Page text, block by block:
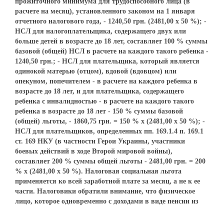
расчете на месяц), установленного законом на 1 января
отчетного налогового года, - 1240,50 грн. (2481,00 х 50 %); -
НСЛ для налогоплательщика, содержащего двух или
больше детей в возрасте до 18 лет, составляет 100 % суммы
базовой (общей) НСЛ в расчете на каждого такого ребенка -
1240,50 грн.; - НСЛ для плательщика, который является
одинокой матерью (отцом), вдовой (вдовцом) или
опекуном, попечителем - в расчете на каждого ребенка в
возрасте до 18 лет, и для плательщика, содержащего
ребенка с инвалидностью - в расчете на каждого такого
ребенка в возрасте до 18 лет - 150 % суммы базовой
(общей) льготы, - 1860,75 грн. = 150 % х (2481,00 х 50 %); -
НСЛ для плательщиков, определенных пп. 169.1.4 п. 169.1
ст. 169 НКУ (в частности Герои Украины, участники
боевых действий в ходе Второй мировой войны),
составляет 200 % суммы общей льготы - 2481,00 грн. = 200
% х (2481,00 х 50 %). Налоговая социальная льгота
применяется ко всей заработной плате за месяц, а не к ее
части. Налоговики обратили внимание, что физическое
лицо, которое одновременно с доходами в виде пенсии из